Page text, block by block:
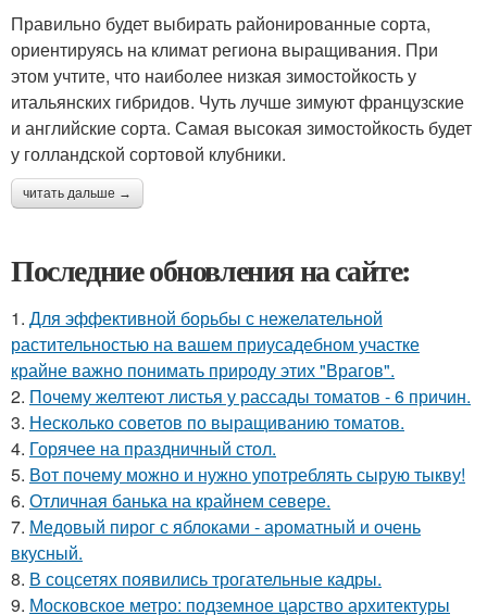
Правильно будет выбирать районированные сорта,
ориентируясь на климат региона выращивания. При
этом учтите, что наиболее низкая зимостойкость у
итальянских гибридов. Чуть лучше зимуют французские
и английские сорта. Самая высокая зимостойкость будет
у голландской сортовой клубники.
читать дальше →
Последние обновления на сайте:
1. Для эффективной борьбы с нежелательной
растительностью на вашем приусадебном участке
крайне важно понимать природу этих "Врагов".
2. Почему желтеют листья у рассады томатов - 6 причин.
3. Несколько советов по выращиванию томатов.
4. Горячее на праздничный стол.
5. Вот почему можно и нужно употреблять сырую тыкву!
6. Отличная банька на крайнем севере.
7. Медовый пирог с яблоками - ароматный и очень
вкусный.
8. В соцсетях появились трогательные кадры.
9. Московское метро: подземное царство архитектуры